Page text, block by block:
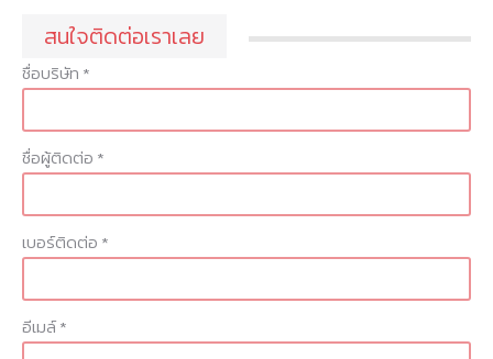
สนใจติดต่อเราเลย
ชื่อบริษัท *
ชื่อผู้ติดต่อ *
เบอร์ติดต่อ *
อีเมล์ *